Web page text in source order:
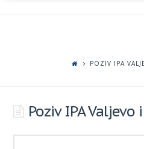
POZIV IPA
Poziv IPA Valjevo